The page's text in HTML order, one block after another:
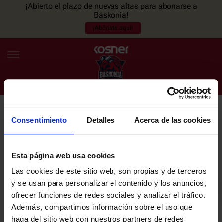
Consentimiento Detalles Acerca de las cookies
Esta página web usa cookies
Las cookies de este sitio web, son propias y de terceros
y se usan para personalizar el contenido y los anuncios,
ofrecer funciones de redes sociales y analizar el tráfico.
Además, compartimos información sobre el uso que
haga del sitio web con nuestros partners de redes
¡Abierto el plazo de nuevas altas para abonarse a
Baskonia!
¡Abónate aquí!
ES EU
NOTICIAS
PLANTILLA
ENTRADAS
NEWSLETTER
últimas noticias y promociones del club.
Email
He leído y acepto laPolítica de privacidaddel SASKI BASKONIA